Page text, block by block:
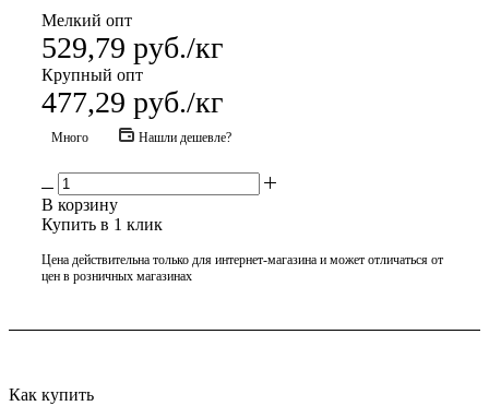
Мелкий опт
529,79 руб./кг
Крупный опт
477,29 руб./кг
Много Нашли дешевле?
В корзину
Купить в 1 клик
Цена действительна только для интернет-магазина и может отличаться от
цен в розничных магазинах
Как купить